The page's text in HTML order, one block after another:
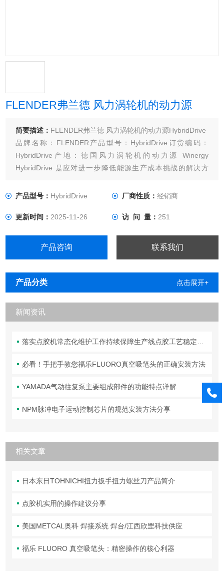
FLENDER弗兰德 风力涡轮机的动力源
简要描述： FLENDER弗兰德 风力涡轮机的动力源HybridDrive
品牌名称：FLENDER产品型号：HybridDrive订货编码：
HybridDrive产地：德国风力涡轮机的动力源 Winergy
HybridDrive 是应对进一步降低能源生产成本挑战的解决方
速驱动概念，可确保高效率。紧凑的设计使传动系统缩短了
产品型号： HybridDrive 厂商性质： 经销商
更新时间：2025-11-26 访 问 量： 251
产品咨询 联系我们
产品分类 点击展开+
新闻资讯
落实点胶机常态化维护工作持续保障生产线点胶工艺稳定合规
必看！手把手教您福乐FLUORO真空吸笔头的正确安装方法
YAMADA气动往复泵主要组成部件的功能特点详解
NPM脉冲电子运动控制芯片的规范安装方法分享
相关文章
日本东日TOHNICHI扭力扳手扭力螺丝刀产品简介
点胶机实用的操作建议分享
美国METCAL奥科 焊接系统 焊台/江西欣罡科技供应
福乐 FLUORO 真空吸笔头：精密操作的核心利器